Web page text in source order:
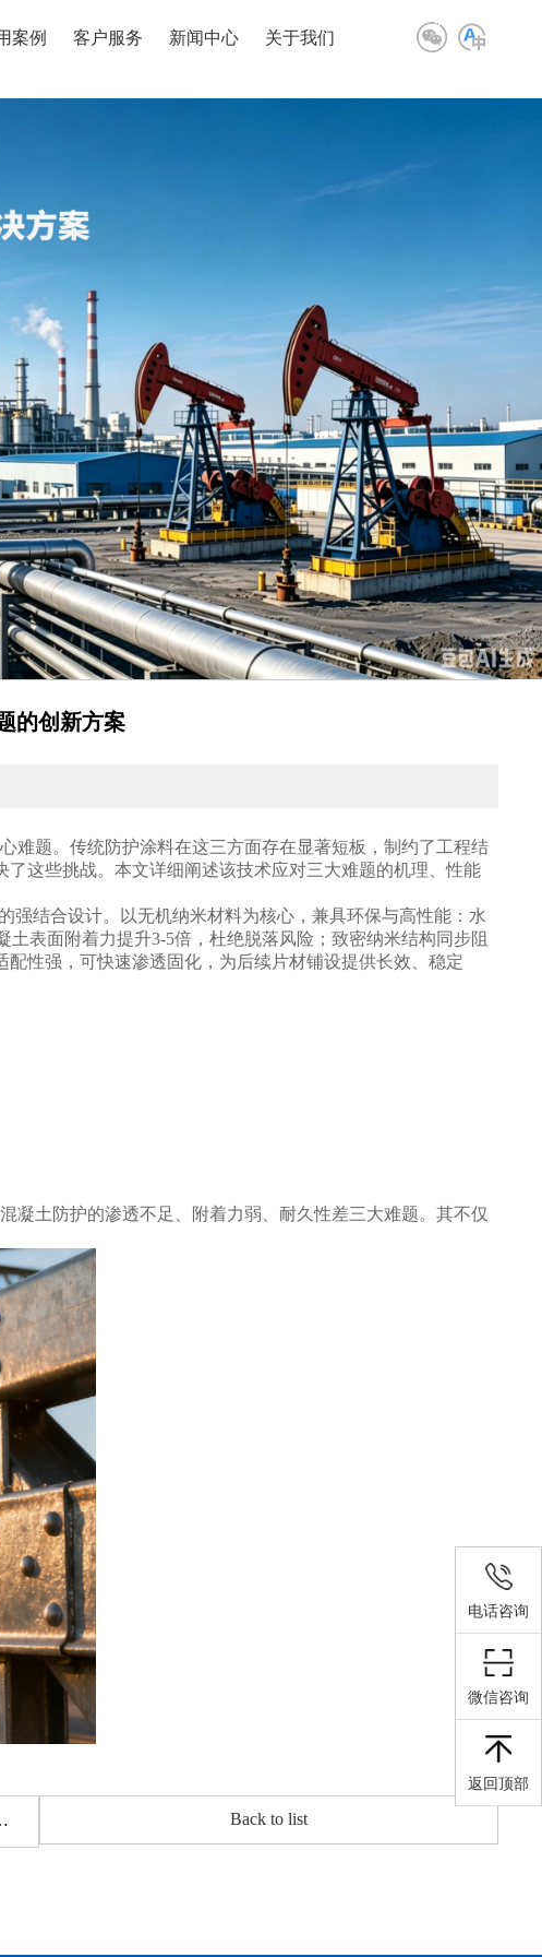
案例 客户服务 新闻中心 关于我们
的创新方案
难题。传统防护涂料在这三方面存在显著短板，制约了工程结
这些挑战。本文详细阐述该技术应对三大难题的机理、性能
强结合设计。以无机纳米材料为核心，兼具环保与高性能：水
表面附着力提升3-5倍，杜绝脱落风险；致密纳米结构同步阻
性强，可快速渗透固化，为后续片材铺设提供长效、稳定
凝土防护的渗透不足、附着力弱、耐久性差三大难题。其不仅
接修复高效之选 Back to list
电话咨询
微信咨询
返回顶部